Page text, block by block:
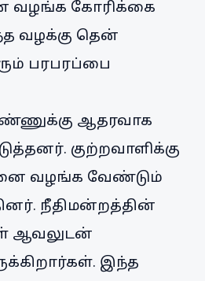
வழங்க கோரிக்கை
வழக்கு தென்
பரபரப்பை
ஆதரவாக
குற்றவாளிக்கு
வழங்க வேண்டும்
நீதிமன்றத்தின்
ஆவலுடன்
இந்த